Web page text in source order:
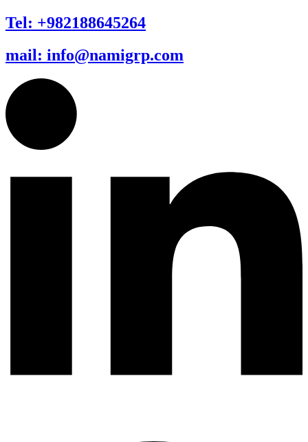
Tel: +982188645264
mail: info@namigrp.com